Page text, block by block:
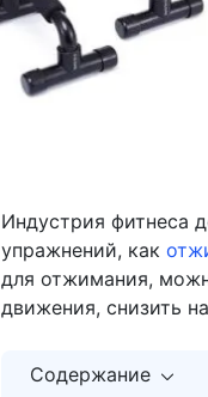
Индустрия фитнеса
упражнений, как
для отжимания,
движения, снизить
Содержание